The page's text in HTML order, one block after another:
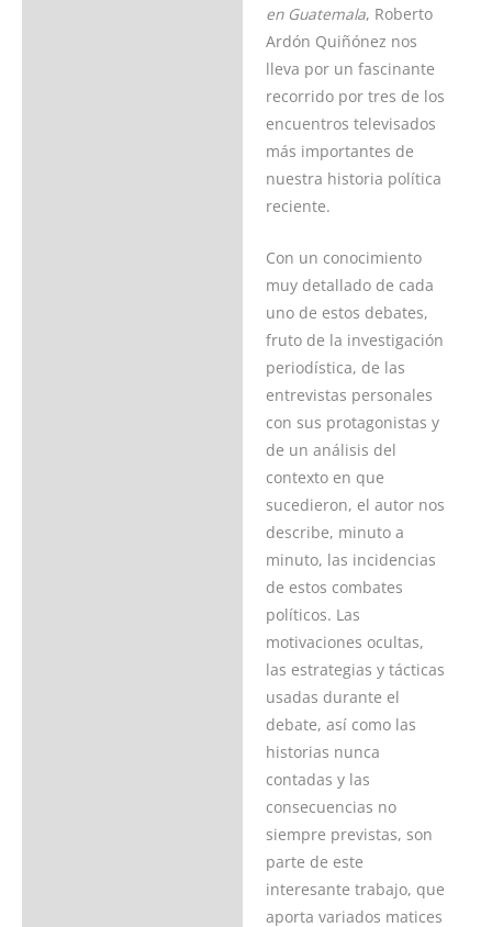
en Guatemala, Roberto
Ardón Quiñónez nos
lleva por un fascinante
recorrido por tres de los
encuentros televisados
más importantes de
nuestra historia política
reciente.
Con un conocimiento
muy detallado de cada
uno de estos debates,
fruto de la investigación
periodística, de las
entrevistas personales
con sus protagonistas y
de un análisis del
contexto en que
sucedieron, el autor nos
describe, minuto a
minuto, las incidencias
de estos combates
políticos. Las
motivaciones ocultas,
las estrategias y tácticas
usadas durante el
debate, así como las
historias nunca
contadas y las
consecuencias no
siempre previstas, son
parte de este
interesante trabajo, que
aporta variados matices